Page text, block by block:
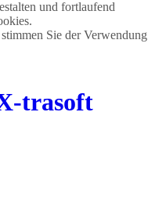
und fortlaufend
Sie der Verwendung
trasoft